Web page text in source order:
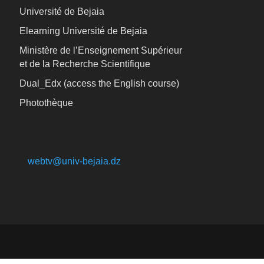
Université de Bejaia
Elearning Université de Bejaia
Ministère de l’Enseignement Supérieur
et de la Recherche Scientifique
Dual_Edx (access the English course)
Photothèque
webtv@univ-bejaia.dz